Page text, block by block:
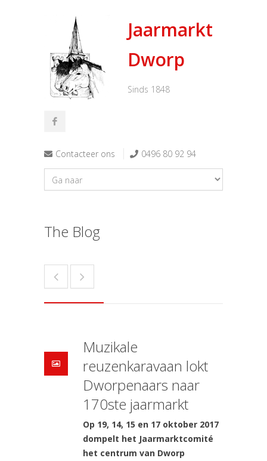
Jaarmarkt
Dworp
Sinds 1848
Contacteer ons 0496 80 92 94
The Blog
Muzikale
reuzenkaravaan lokt
Dworpenaars naar
170ste jaarmarkt
Op 19, 14, 15 en 17 oktober 2017
dompelt het Jaarmarktcomité
het centrum van Dworp